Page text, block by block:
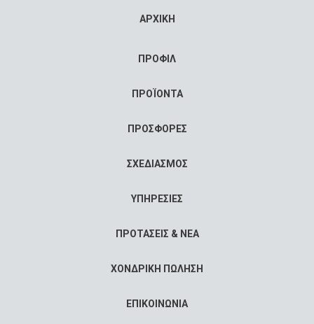
ΑΡΧΙΚΗ
ΠΡΟΦΙΛ
ΠΡΟΪΟΝΤΑ
ΠΡΟΣΦΟΡΕΣ
ΣΧΕΔΙΑΣΜΟΣ
ΥΠΗΡΕΣΙΕΣ
ΠΡΟΤΑΣΕΙΣ & ΝΕΑ
ΧΟΝΔΡΙΚΗ ΠΩΛΗΣΗ
ΕΠΙΚΟΙΝΩΝΙΑ